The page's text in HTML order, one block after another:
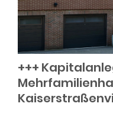
+++